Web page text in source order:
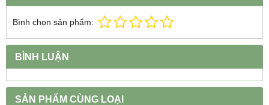
Bình chọn sản phẩm:
BÌNH LUẬN
SẢN PHẨM CÙNG LOẠI